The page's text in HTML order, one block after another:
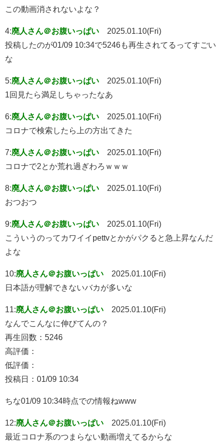
この動画消されないよな？
4:廃人さん＠お腹いっぱい
2025.01.10(Fri)
投稿したのが01/09 10:34で5246も再生されてるってすごい
な
5:廃人さん＠お腹いっぱい
2025.01.10(Fri)
1回見たら満足しちゃったなあ
6:廃人さん＠お腹いっぱい
2025.01.10(Fri)
コロナで検索したら上の方出てきた
7:廃人さん＠お腹いっぱい
2025.01.10(Fri)
コロナで2とか荒れ過ぎわろｗｗｗ
8:廃人さん＠お腹いっぱい
2025.01.10(Fri)
おつおつ
9:廃人さん＠お腹いっぱい
2025.01.10(Fri)
こういうのってカワイイpettvとかがパクると急上昇なんだ
よな
10:廃人さん＠お腹いっぱい
2025.01.10(Fri)
日本語が理解できないバカが多いな
11:廃人さん＠お腹いっぱい
2025.01.10(Fri)
なんでこんなに伸びてんの？
再生回数：5246
高評価：
低評価：
投稿日：01/09 10:34
ちな01/09 10:34時点での情報ねwww
12:廃人さん＠お腹いっぱい
2025.01.10(Fri)
最近コロナ系のつまらない動画増えてるからな